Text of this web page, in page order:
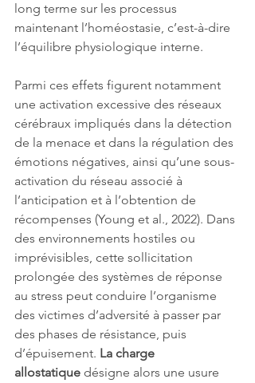
long terme sur les processus
maintenant l’homéostasie, c’est-à-dire
l’équilibre physiologique interne.
Parmi ces effets figurent notamment
une activation excessive des réseaux
cérébraux impliqués dans la détection
de la menace et dans la régulation des
émotions négatives, ainsi qu’une sous-
activation du réseau associé à
l’anticipation et à l’obtention de
récompenses (Young et al., 2022). Dans
des environnements hostiles ou
imprévisibles, cette sollicitation
prolongée des systèmes de réponse
au stress peut conduire l’organisme
des victimes d’adversité à passer par
des phases de résistance, puis
d’épuisement. La charge
allostatique désigne alors une usure